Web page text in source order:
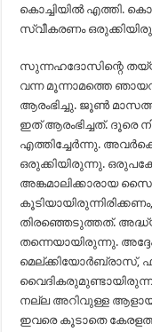
കൊച്ചിയിൽ എത്തി.
സ്വീകരണം
സുന്നഹദോസിന്റെ
വന്ന മൂന്നാമത്തെ
ആരംഭിച്ചു. ജൂൺ
ഇത് ആരംഭിച്ചത്. ദൂരെ
എത്തിച്ചേർന്നു.
ഒരുക്കിയിരുന്നു.
അങ്കമാലിക്കാരായ
തിരഞ്ഞെടുത്തത്.
തന്നെയായിരുന്നു.
നല്ല അറിവുള്ള
ഇവരെ കൂടാതെ